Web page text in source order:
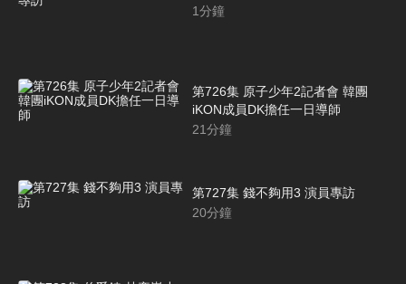
1分鐘
第726集 原子少年2記者會 韓團
iKON成員DK擔任一日導師
21分鐘
第727集 錢不夠用3 演員專訪
20分鐘